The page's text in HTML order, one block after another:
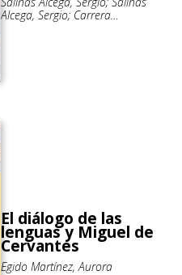
Alcega, Sergio; Carrera
El diálogo de las
lenguas y Miguel de
Cervantes
Egido Martínez, Aurora